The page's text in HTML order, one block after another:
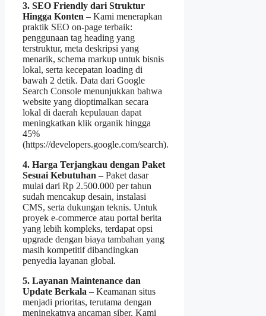
3. SEO Friendly dari Struktur
Hingga Konten – Kami menerapkan
praktik SEO on‑page terbaik:
penggunaan tag heading yang
terstruktur, meta deskripsi yang
menarik, schema markup untuk bisnis
lokal, serta kecepatan loading di
bawah 2 detik. Data dari Google
Search Console menunjukkan bahwa
website yang dioptimalkan secara
lokal di daerah kepulauan dapat
meningkatkan klik organik hingga
45%
(https://developers.google.com/search).
4. Harga Terjangkau dengan Paket
Sesuai Kebutuhan – Paket dasar
mulai dari Rp 2.500.000 per tahun
sudah mencakup desain, instalasi
CMS, serta dukungan teknis. Untuk
proyek e‑commerce atau portal berita
yang lebih kompleks, terdapat opsi
upgrade dengan biaya tambahan yang
masih kompetitif dibandingkan
penyedia layanan global.
5. Layanan Maintenance dan
Update Berkala – Keamanan situs
menjadi prioritas, terutama dengan
meningkatnya ancaman siber. Kami